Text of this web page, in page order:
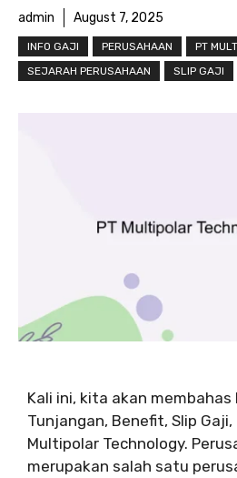
admin August 7, 2025
INFO GAJI PERUSAHAAN
PT
SEJARAH PERUSAHAAN
SLIP GAJI
Kali ini, kita akan membahas
Tunjangan, Benefit, Slip Gaji,
Multipolar Technology.
merupakan salah satu